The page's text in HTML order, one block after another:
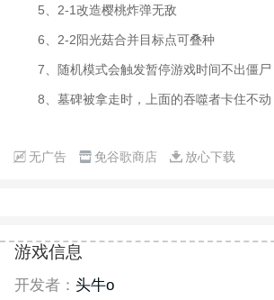
5、2-1改造樱桃炸弹无敌
6、2-2阳光菇合并目标点可叠种
7、随机模式会触发暂停游戏时间不出僵尸
8、墓碑被拿走时，上面的吞噬者卡住不动
无广告 免谷歌商店 放心下载
游戏信息
开发者： 头牛o